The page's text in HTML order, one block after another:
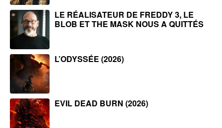
LE RÉALISATEUR DE FREDDY 3, LE
BLOB ET THE MASK NOUS A QUITTÉS
L’ODYSSÉE (2026)
EVIL DEAD BURN (2026)